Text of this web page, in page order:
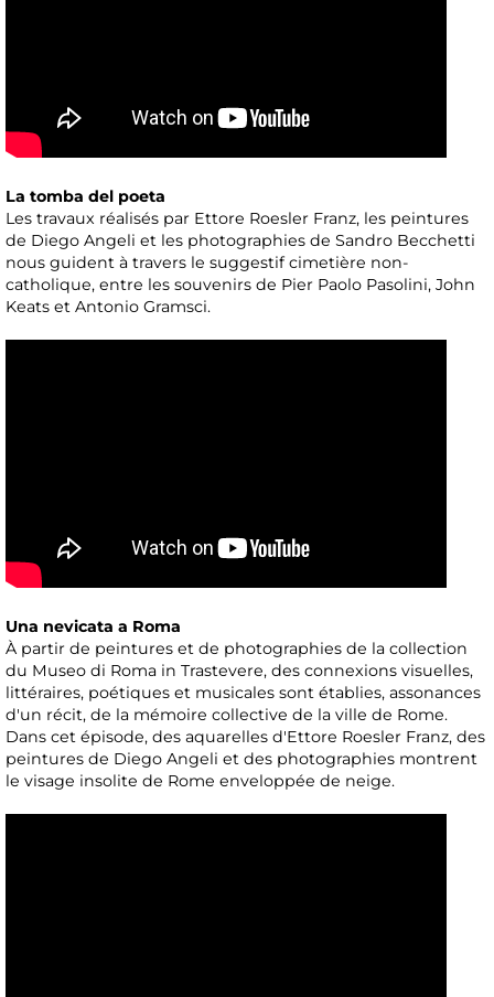
La tomba del poeta
Les travaux réalisés par Ettore Roesler Franz, les peintures
de Diego Angeli et les photographies de Sandro Becchetti
nous guident à travers le suggestif cimetière non-
catholique, entre les souvenirs de Pier Paolo Pasolini, John
Keats et Antonio Gramsci.
Una nevicata a Roma
À partir de peintures et de photographies de la collection
du Museo di Roma in Trastevere, des connexions visuelles,
littéraires, poétiques et musicales sont établies, assonances
d'un récit, de la mémoire collective de la ville de Rome.
Dans cet épisode, des aquarelles d'Ettore Roesler Franz, des
peintures de Diego Angeli et des photographies montrent
le visage insolite de Rome enveloppée de neige.